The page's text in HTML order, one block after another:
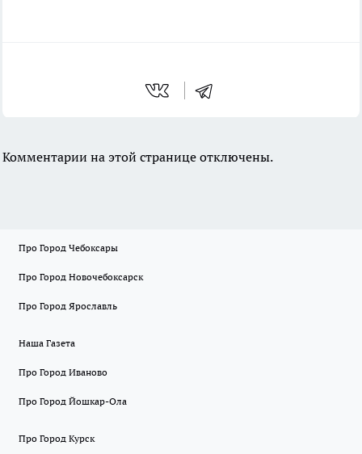
Комментарии на этой странице отключены.
Про Город Чебоксары
Про Город Новочебоксарск
Про Город Ярославль
Наша Газета
Про Город Иваново
Про Город Йошкар-Ола
Про Город Курск